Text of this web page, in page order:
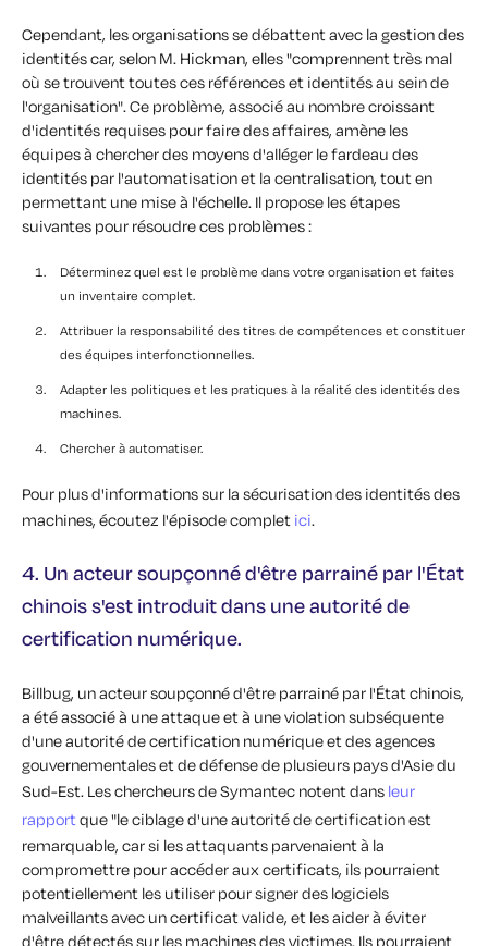
Cependant, les organisations se débattent avec la gestion des
identités car, selon M. Hickman, elles "comprennent très mal
où se trouvent toutes ces références et identités au sein de
l'organisation". Ce problème, associé au nombre croissant
d'identités requises pour faire des affaires, amène les
équipes à chercher des moyens d'alléger le fardeau des
identités par l'automatisation et la centralisation, tout en
permettant une mise à l'échelle. Il propose les étapes
suivantes pour résoudre ces problèmes :
Déterminez quel est le problème dans votre organisation et faites
un inventaire complet.
Attribuer la responsabilité des titres de compétences et constituer
des équipes interfonctionnelles.
Adapter les politiques et les pratiques à la réalité des identités des
machines.
Chercher à automatiser.
Pour plus d'informations sur la sécurisation des identités des
machines, écoutez l'épisode complet ici.
4. Un acteur soupçonné d'être parrainé par l'État
chinois s'est introduit dans une autorité de
certification numérique.
Billbug, un acteur soupçonné d'être parrainé par l'État chinois,
a été associé à une attaque et à une violation subséquente
d'une autorité de certification numérique et des agences
gouvernementales et de défense de plusieurs pays d'Asie du
Sud-Est. Les chercheurs de Symantec notent dans leur
rapport que "le ciblage d'une autorité de certification est
remarquable, car si les attaquants parvenaient à la
compromettre pour accéder aux certificats, ils pourraient
potentiellement les utiliser pour signer des logiciels
malveillants avec un certificat valide, et les aider à éviter
d'être détectés sur les machines des victimes. Ils pourraient